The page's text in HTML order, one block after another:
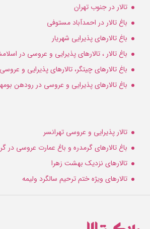
تالار در جنوب تهران
باغ تالار در احمدآباد مستوفی
باغ تالارهای پذیرایی شهریار
باغ تالار ، تالارهای پذیرایی و عروسی در
باغ تالارهای چیتگر، تالارهای پذیرایی و
باغ تالارهای پذیرایی و عروسی در رودهن
تالار پذیرایی و عروسی تهرانسر
باغ تالارهای گرمدره و باغ عمارت عروسی در
تالارهای نزدیک بهشت زهرا
تالارهای ویژه ختم ترحیم سالگرد ولیمه